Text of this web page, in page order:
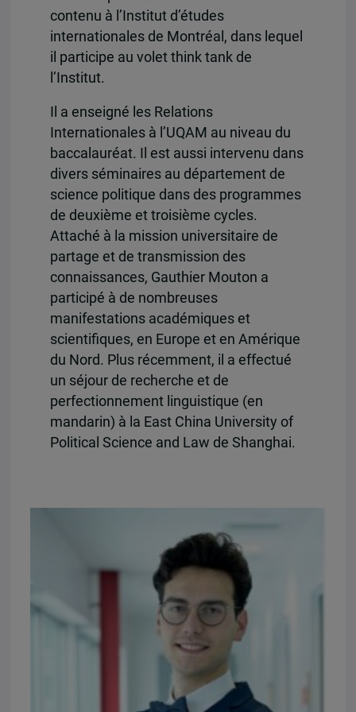
contenu à l’Institut d’études
internationales de Montréal, dans lequel
il participe au volet think tank de
l’Institut.
Il a enseigné les Relations
Internationales à l’UQAM au niveau du
baccalauréat. Il est aussi intervenu dans
divers séminaires au département de
science politique dans des programmes
de deuxième et troisième cycles.
Attaché à la mission universitaire de
partage et de transmission des
connaissances, Gauthier Mouton a
participé à de nombreuses
manifestations académiques et
scientifiques, en Europe et en Amérique
du Nord. Plus récemment, il a effectué
un séjour de recherche et de
perfectionnement linguistique (en
mandarin) à la East China University of
Political Science and Law de Shanghai.